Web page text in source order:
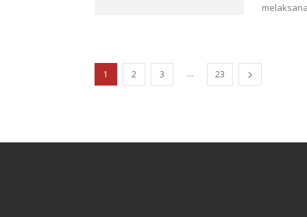
1 2 3 ... 23